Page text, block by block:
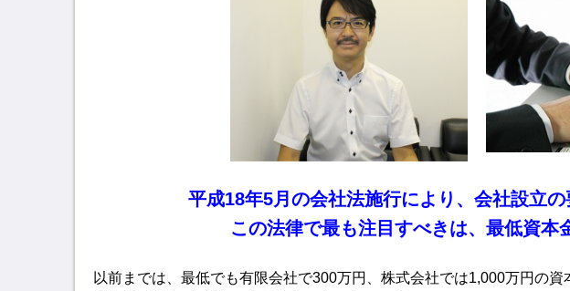
平成18年5月の会社法施行により、会社設立の
この法律で最も注目すべきは、最低資本
以前までは、最低でも有限会社で300万円、株式会社では1,000万円の